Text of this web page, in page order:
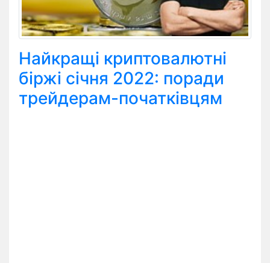
Найкращі криптовалютні
біржі січня 2022: поради
трейдерам-початківцям